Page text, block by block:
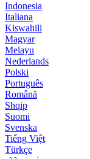
Indonesia
Italiana
Kiswahili
Magyar
Melayu
Nederlands
Polski
Português
Română
Shqip
Suomi
Svenska
Tiếng Việt
Türkçe